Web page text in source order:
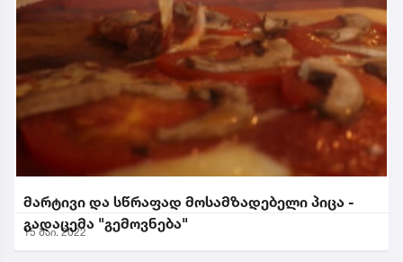
მარტივი და სწრაფად მოსამზადებელი პიცა -
გადაცემა "გემოვნება"
15 მაი. 2022